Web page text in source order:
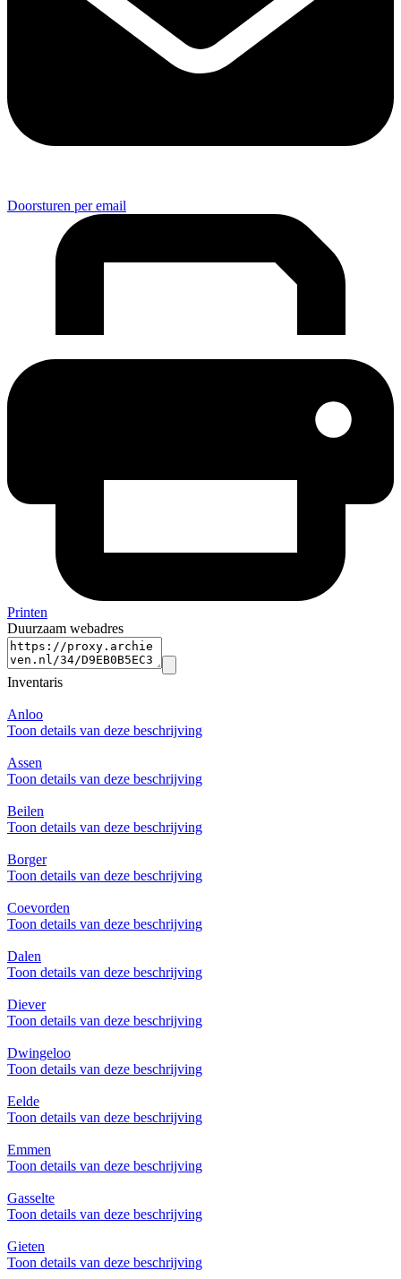
Doorsturen per email
Printen
Duurzaam webadres
Inventaris
Anloo
Toon details van deze beschrijving
Assen
Toon details van deze beschrijving
Beilen
Toon details van deze beschrijving
Borger
Toon details van deze beschrijving
Coevorden
Toon details van deze beschrijving
Dalen
Toon details van deze beschrijving
Diever
Toon details van deze beschrijving
Dwingeloo
Toon details van deze beschrijving
Eelde
Toon details van deze beschrijving
Emmen
Toon details van deze beschrijving
Gasselte
Toon details van deze beschrijving
Gieten
Toon details van deze beschrijving